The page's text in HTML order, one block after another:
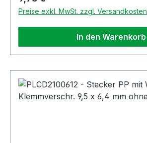
Preise exkl. MwSt. zzgl. Versandkosten
In den Warenkorb